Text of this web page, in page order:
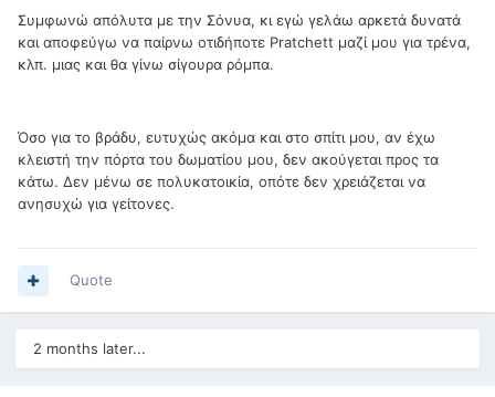
Συμφωνώ απόλυτα με την Σόνυα, κι εγώ γελάω αρκετά δυνατά
και αποφεύγω να παίρνω οτιδήποτε Pratchett μαζί μου για τρένα,
κλπ. μιας και θα γίνω σίγουρα ρόμπα.
Όσο για το βράδυ, ευτυχώς ακόμα και στο σπίτι μου, αν έχω
κλειστή την πόρτα του δωματίου μου, δεν ακούγεται προς τα
κάτω. Δεν μένω σε πολυκατοικία, οπότε δεν χρειάζεται να
ανησυχώ για γείτονες.
Quote
2 months later...